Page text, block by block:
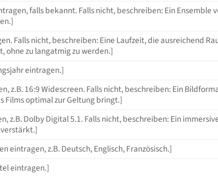
falls bekannt. Falls nicht, beschreiben: Ein Ensemble
Falls nicht, beschreiben: Eine Laufzeit, die ausreichend
zu langatmig zu werden.]
eintragen.]
z.B. 16:9 Widescreen. Falls nicht, beschreiben: Ein
Films optimal zur Geltung bringt.]
z.B. Dolby Digital 5.1. Falls nicht, beschreiben: Ein
eintragen, z.B. Deutsch, Englisch, Französisch.]
eintragen.]